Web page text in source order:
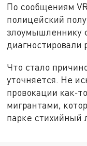
По сообщениям
полицейский
злоумышленнику
диагностировали
Что стало
уточняется. Не
провокации как-
мигрантами,
парке стихийный